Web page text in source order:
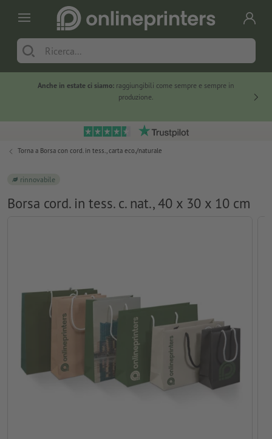
Anche in estate ci siamo: raggiungibili come sempre e sempre in
produzione.
Torna a Borsa con cord. in tess., carta eco./naturale
rinnovabile
Borsa cord. in tess. c. nat., 40 x 30 x 10 cm